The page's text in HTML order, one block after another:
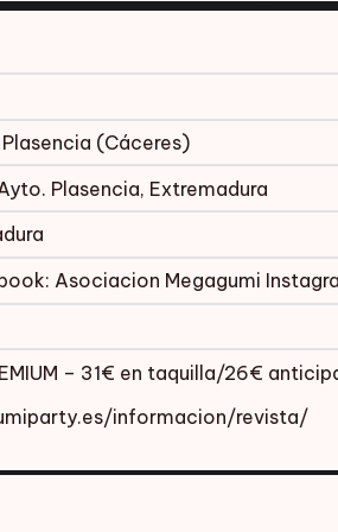
(Cáceres)
Plasencia, Extremadura
Asociacion Megagumi
– 31€ en taquilla/26€
informacion/revista/